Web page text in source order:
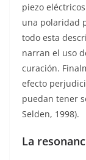
piezo
una polaridad
todo esta
narran el uso
curación.
efecto
puedan tener
Selden, 1998).
La